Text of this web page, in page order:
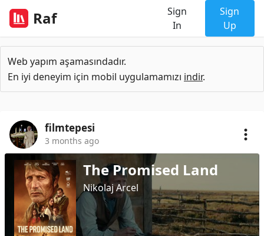
Raf
Sign
In
Sign
Up
Web yapım aşamasındadır.
En iyi deneyim için mobil uygulamamızı indir.
filmtepesi
3 months ago
The Promised Land
Nikolaj Arcel